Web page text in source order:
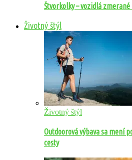
Štvorkolky – vozidlá zmerané
Životný štýl
Životný štýl
Outdoorová výbava sa mení
cesty